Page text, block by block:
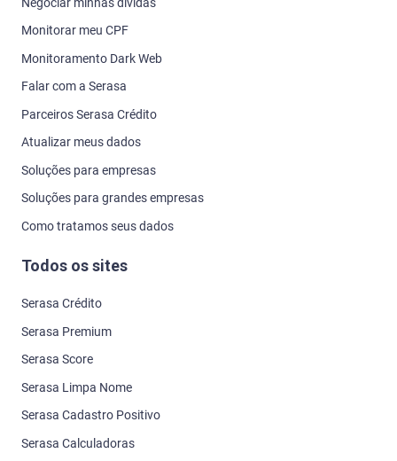
Monitorar meu CPF
Monitoramento Dark Web
Falar com a Serasa
Parceiros Serasa Crédito
Atualizar meus dados
Soluções para empresas
Soluções para grandes empresas
Como tratamos seus dados
Todos os sites
Serasa Crédito
Serasa Premium
Serasa Score
Serasa Limpa Nome
Serasa Cadastro Positivo
Serasa Calculadoras